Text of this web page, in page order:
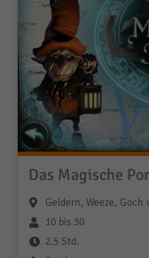
Das Magische
Geldern, Weeze, Goch
10 bis 30
2.5 Std.